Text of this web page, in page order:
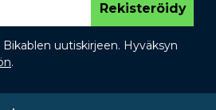
Rekisteröidy
Bikablen uutiskirjeen. Hyväksyn
.